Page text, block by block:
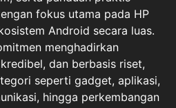
fokus utama pada HP
Android secara luas.
menghadirkan
dan berbasis riset,
seperti gadget, aplikasi,
hingga perkembangan